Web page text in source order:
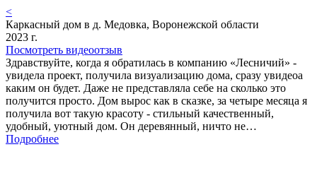
<
Каркасный дом в д. Медовка, Воронежской области
2023 г.
Посмотреть видеоотзыв
Здравствуйте, когда я обратилась в компанию «Лесничий» -
увидела проект, получила визуализацию дома, сразу увидеоа
каким он будет. Даже не представляла себе на сколько это
получится просто. Дом вырос как в сказке, за четыре месяца я
получила вот такую красоту - стильный качественный,
удобный, уютный дом. Он деревянный, ничто не…
Подробнее